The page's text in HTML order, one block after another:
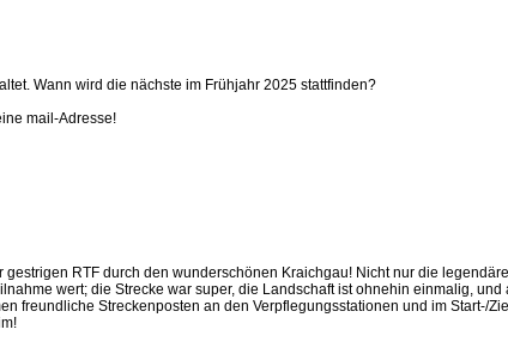
Wann wird die nächste im Frühjahr 2025 stattfinden?
mail-Adresse!
gestrigen RTF durch den wunderschönen Kraichgau! Nicht nur die
wert; die Strecke war super, die Landschaft ist ohnehin einmalig, und
freundliche Streckenposten an den Verpflegungsstationen und im Start-/